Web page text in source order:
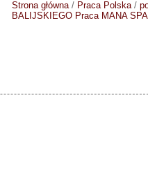
Strona główna/ Praca Polska/
BALIJSKIEGO Praca MANA